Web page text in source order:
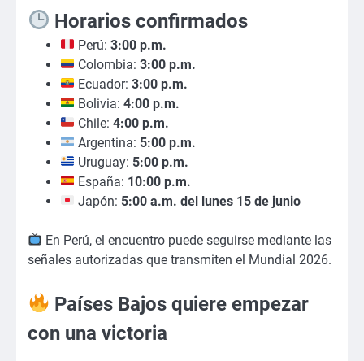
Horarios confirmados
Perú:3:00 p.m.
Colombia:3:00 p.m.
Ecuador:3:00 p.m.
Bolivia:4:00 p.m.
Chile:4:00 p.m.
Argentina: 5:00 p.m.
Uruguay: 5:00 p.m.
España: 10:00 p.m.
Japón: 5:00 a.m. del lunes 15 de junio
En Perú, el encuentro puede seguirse mediante las
señales autorizadas que transmiten el Mundial 2026.
Países Bajos quiere empezar
con una victoria